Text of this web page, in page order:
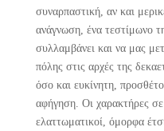
συναρπαστική, αν και
ανάγνωση, ένα τεστίμωνο
συλλαμβάνει και να μας
πόλης στις αρχές της
όσο και ευκίνητη,
αφήγηση. Οι χαρακτήρες σε
ελαττωματικοί, όμορφα